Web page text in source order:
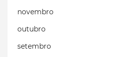
novembro
outubro
setembro